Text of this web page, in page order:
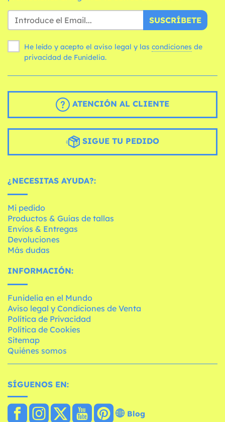
SUSCRÍBETE
He leído y acepto el aviso legal y las condiciones
privacidad de Funidelia.
ATENCIÓN AL CLIENTE
SIGUE TU PEDIDO
¿NECESITAS AYUDA?:
Mi pedido
Productos & Guías de tallas
Envíos & Entregas
Devoluciones
Más dudas
INFORMACIÓN:
Funidelia en el Mundo
Aviso legal y Condiciones de Venta
Política de Privacidad
Política de Cookies
Sitemap
Quiénes somos
SÍGUENOS EN:
Blog